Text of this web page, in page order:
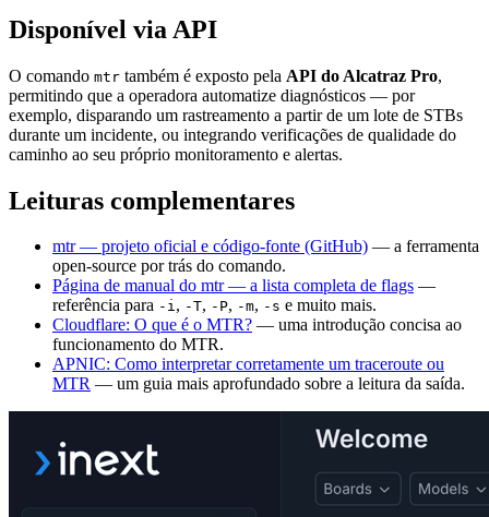
Disponível via API
O comando mtr também é exposto pela API do Alcatraz Pro,
permitindo que a operadora automatize diagnósticos — por
exemplo, disparando um rastreamento a partir de um lote de STBs
durante um incidente, ou integrando verificações de qualidade do
caminho ao seu próprio monitoramento e alertas.
Leituras complementares
mtr — projeto oficial e código-fonte (GitHub) — a ferramenta
open-source por trás do comando.
Página de manual do mtr — a lista completa de flags —
referência para -i, -T, -P, -m, -s e muito mais.
Cloudflare: O que é o MTR? — uma introdução concisa ao
funcionamento do MTR.
APNIC: Como interpretar corretamente um traceroute ou
MTR — um guia mais aprofundado sobre a leitura da saída.